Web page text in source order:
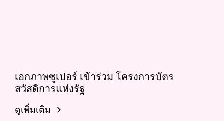
เอกภาพซูเปอร์ เข้าร่วม โครงการบัตร
สวัสดิการแห่งรัฐ
ดูเพิ่มเติม